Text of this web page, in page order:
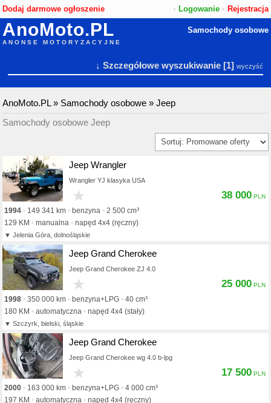
Dodaj darmowe ogłoszenie • Logowanie• Rejestracja
AnoMoto.PL
ANONSE MOTORYZACYJNE
Samochody osobowe
↓ Szczegółowe wyszukiwanie[1] wyczyść
AnoMoto.PL» Samochody osobowe »Jeep
Samochody osobowe Jeep
Jeep Wrangler
Wrangler YJ klasyka USA
1994 149 341 km benzyna
2 500 cm³
129 KM
manualna napęd 4x4 (ręczny)
Jelenia Góra, dolnośląskie
38 000
Jeep Grand Cherokee
Jeep Grand Cherokee ZJ 4.0
1998 350 000 km benzyna+LPG
40 cm³
180 KM
automatyczna napęd 4x4 (stały)
Szczyrk, bielski, śląskie
25 000
Jeep Grand Cherokee
Jeep Grand Cherokee wg 4.0 b-lpg
2000 163 000 km benzyna+LPG
4 000 cm³
197 KM
automatyczna napęd 4x4 (ręczny)
17 500